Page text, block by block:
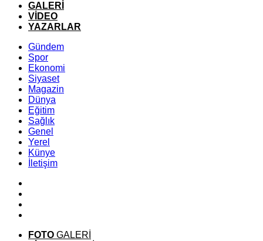
GALERİ
VİDEO
YAZARLAR
Gündem
Spor
Ekonomi
Siyaset
Magazin
Dünya
Eğitim
Sağlık
Genel
Yerel
Künye
İletişim
FOTO GALERİ